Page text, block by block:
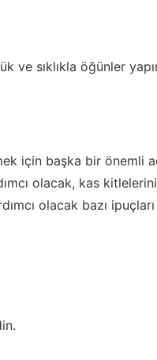
ve sıklıkla öğünler
için başka bir önemli
olacak, kas
olacak bazı